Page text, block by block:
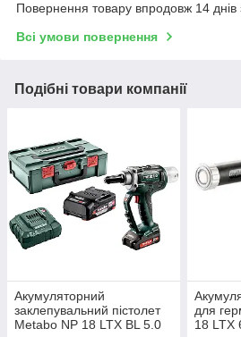
Повернення товару впродовж 14 днів
Всі умови повернення
Подібні товари компанії
Акумуляторний
заклепувальний пістолет
Metabo NP 18 LTX BL 5.0
для
18 LTX